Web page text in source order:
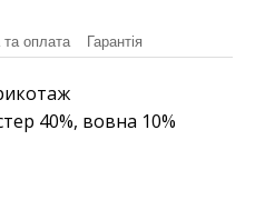
оплата Гарантія
40%, вовна 10%